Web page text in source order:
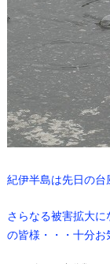
紀伊半島は先日の台
さらなる被害拡大
の皆様・・・十分お